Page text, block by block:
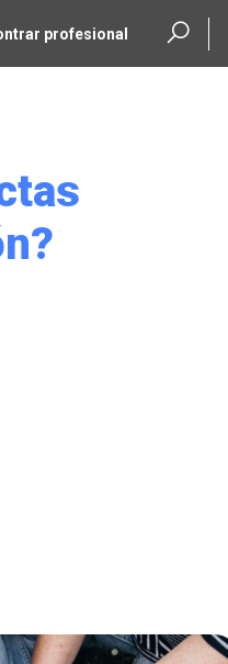
profesional